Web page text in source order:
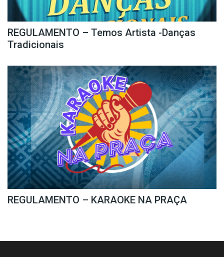
REGULAMENTO – Temos Artista -Danças
Tradicionais
REGULAMENTO – KARAOKE NA PRAÇA